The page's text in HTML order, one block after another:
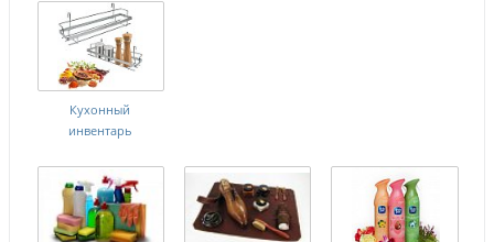
Кухонный
инвентарь